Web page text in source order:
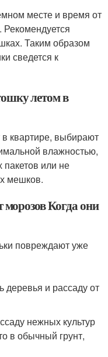
месте и время от
Таким образом
сведется к
летом в
в квартире, выбирают
влажностью,
пакетов или не
мешков.
морозов Когда они
повреждают уже
деревья и рассаду от
нежных культур
в обычный грунт,